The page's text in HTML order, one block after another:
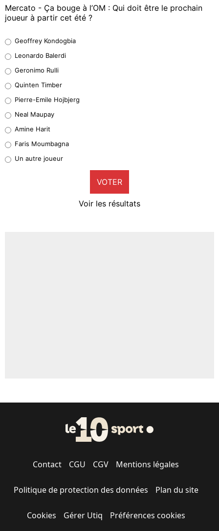
Mercato - Ça bouge à l’OM : Qui doit être le prochain
joueur à partir cet été ?
38%
32%
5%
1%
9%
Geoffrey Kondogbia
Leonardo Balerdi
Geronimo Rulli
Quinten Timber
Pierre-Emile Hojbjerg
Neal Maupay
Amine Harit
Faris Moumbagna
Un autre joueur
VOTER
Voir les résultats
Contact CGU CGV Mentions légales
Politique de protection des données Plan du site
Cookies Gérer Utiq Préférences cookies